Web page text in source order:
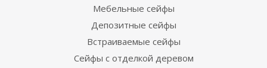
Мебельные сейфы
Депозитные сейфы
Встраиваемые сейфы
Сейфы с отделкой деревом